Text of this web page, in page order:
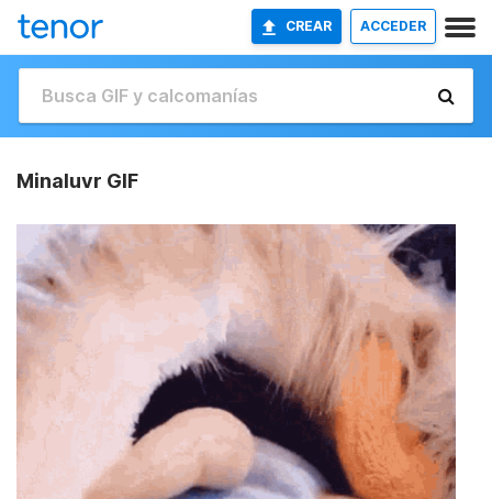
CREAR ACCEDER
Minaluvr GIF